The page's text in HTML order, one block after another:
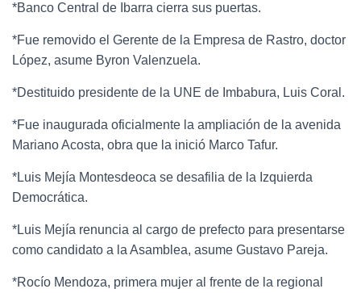
*Banco Central de Ibarra cierra sus puertas.
*Fue removido el Gerente de la Empresa de Rastro, doctor
López, asume Byron Valenzuela.
*Destituido presidente de la UNE de Imbabura, Luis Coral.
*Fue inaugurada oficialmente la ampliación de la avenida
Mariano Acosta, obra que la inició Marco Tafur.
*Luis Mejía Montesdeoca se desafilia de la Izquierda
Democrática.
*Luis Mejía renuncia al cargo de prefecto para presentarse
como candidato a la Asamblea, asume Gustavo Pareja.
*Rocío Mendoza, primera mujer al frente de la regional